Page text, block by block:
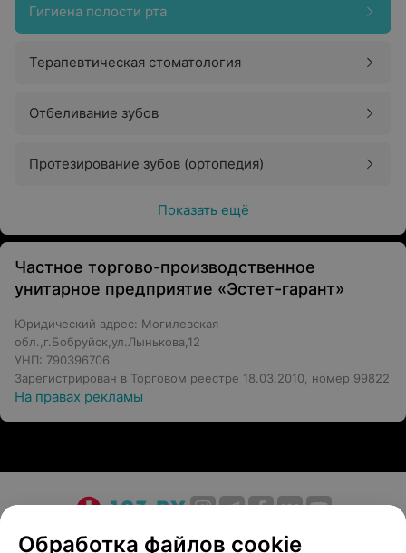
Гигиена полости рта
Терапевтическая стоматология
Отбеливание зубов
Протезирование зубов (ортопедия)
Показать ещё
Частное торгово-производственное
унитарное предприятие «Эстет-гарант»
Юридический адрес: Могилевская
обл.,г.Бобруйск,ул.Лынькова,12
УНП: 790396706
Зарегистрирован в Торговом реестре 18.03.2010, номер 99822
На правах рекламы
О проекте Новости проекта Размещение рекламы
Обработка файлов cookie